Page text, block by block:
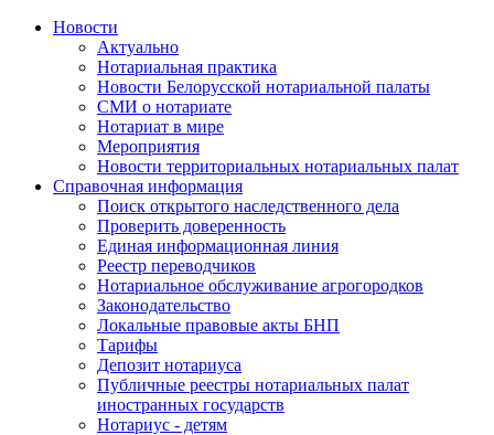
Новости
Актуально
Нотариальная практика
Новости Белорусской нотариальной палаты
СМИ о нотариате
Нотариат в мире
Мероприятия
Новости территориальных нотариальных палат
Справочная информация
Поиск открытого наследственного дела
Проверить доверенность
Единая информационная линия
Реестр переводчиков
Нотариальное обслуживание агрогородков
Законодательство
Локальные правовые акты БНП
Тарифы
Депозит нотариуса
Публичные реестры нотариальных палат
иностранных государств
Нотариус - детям